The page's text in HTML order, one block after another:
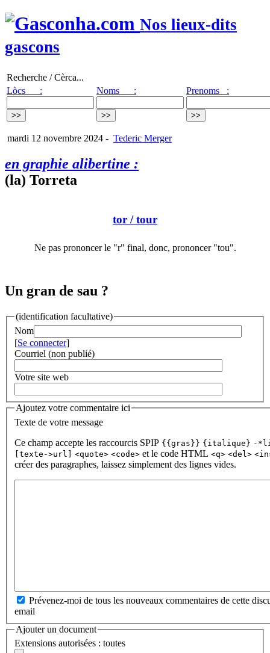
Nos lieux-dits
gascons
Recherche / Cèrca...
Lòcs :
Noms : Prenoms :
mardi 12 novembre 2024 - Tederic Merger
en graphie alibertine :
(la) Torreta
tor / tour
Ne pas prononcer le "r" final, donc, prononcer "tou".
Un gran de sau ?
(identification facultative)
Nom
[Se connecter]
Courriel (non publié)
Votre site web
Ajoutez votre commentaire ici
Texte de votre message
Ce champ accepte les raccourcis SPIP {{gras}} {italique} -
[texte->url] <quote> <code> et le code HTML <q> <del>
créer des paragraphes, laissez simplement des lignes vides.
Prévenez-moi de tous les nouveaux commentaires de cette
email
Ajouter un document
Extensions autorisées : toutes